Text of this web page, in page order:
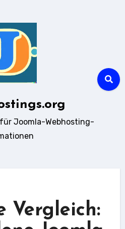
Joomla-Webhosting-
Vergleich: